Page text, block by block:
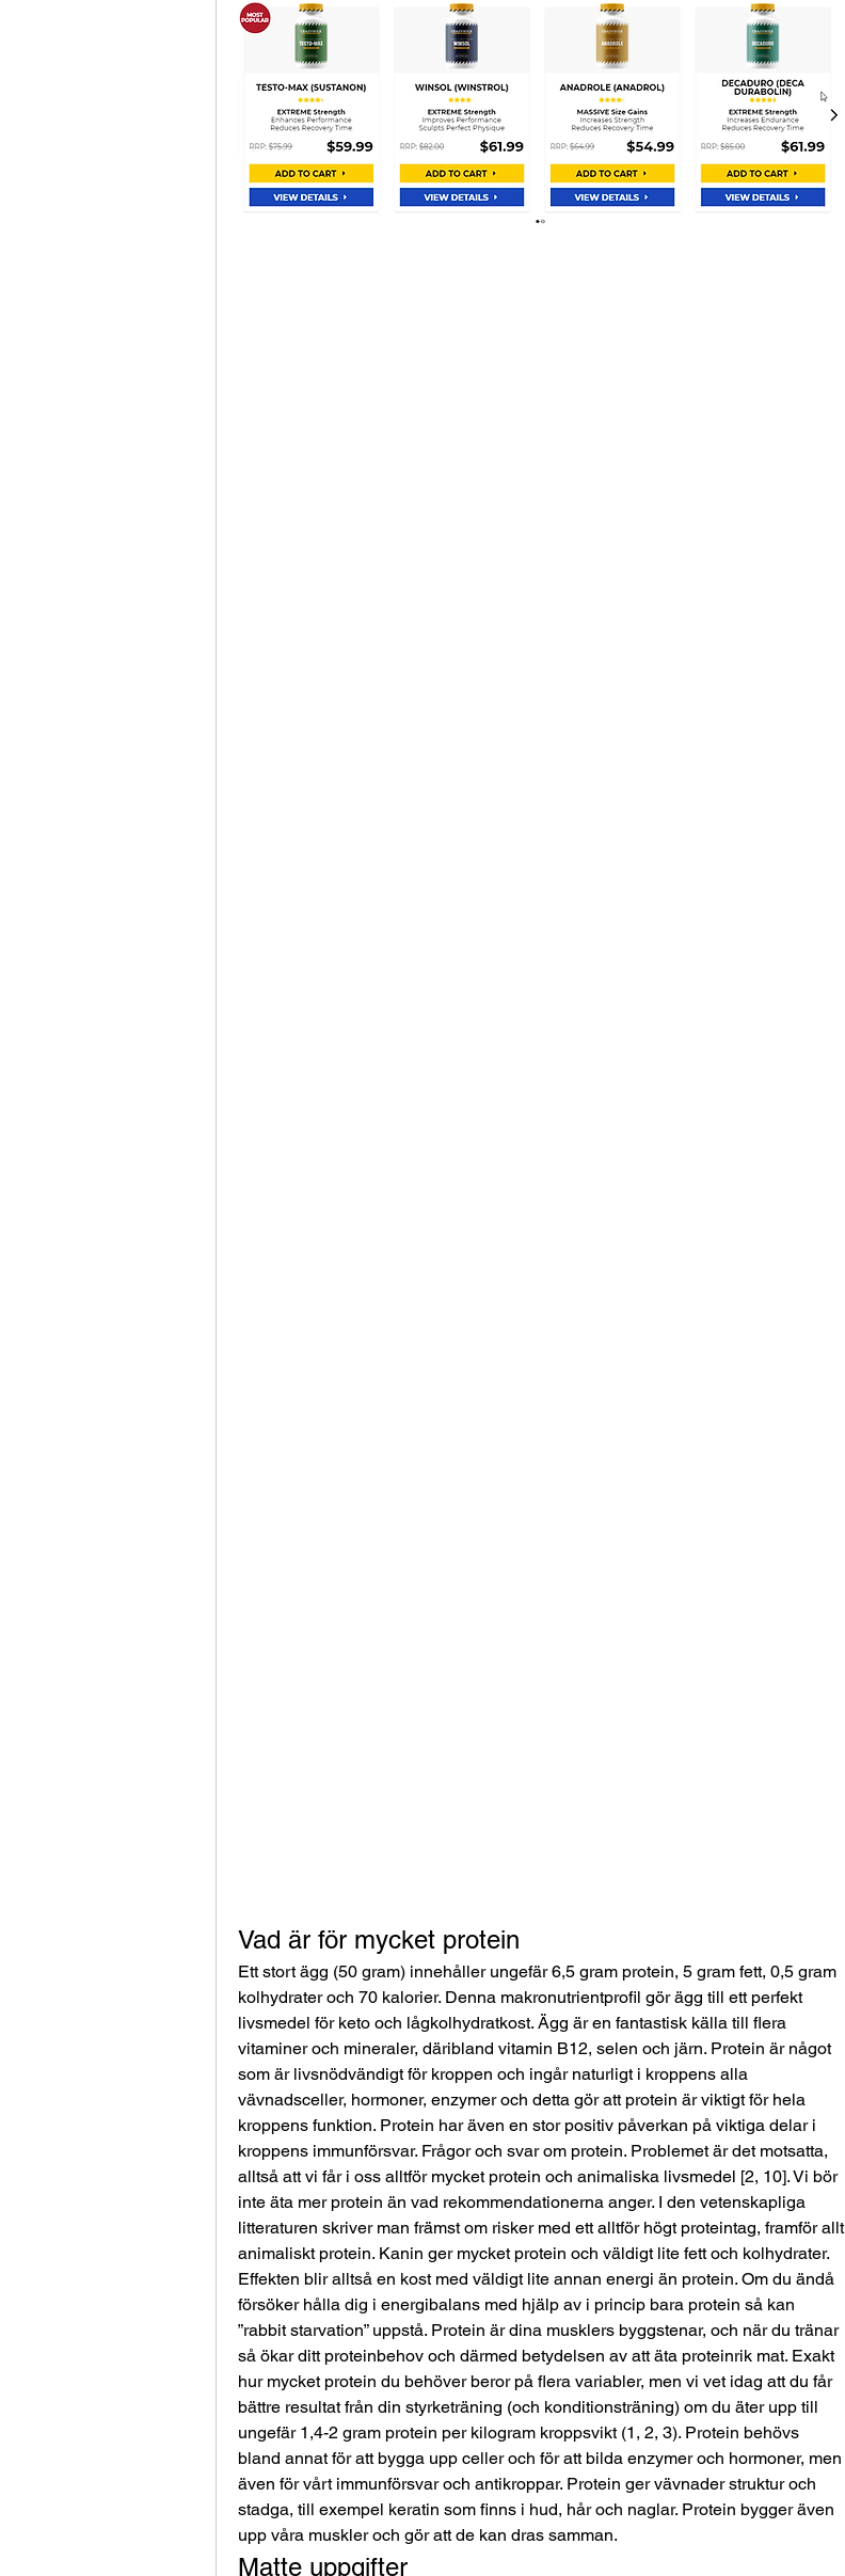
Vad är för mycket protein
Ett stort ägg (50 gram) innehåller ungefär 6,5 gram protein, 5 gram fett, 0,5 gram
kolhydrater och 70 kalorier. Denna makronutrientprofil gör ägg till ett perfekt
livsmedel för keto och lågkolhydratkost. Ägg är en fantastisk källa till flera
vitaminer och mineraler, däribland vitamin B12, selen och järn. Protein är något
som är livsnödvändigt för kroppen och ingår naturligt i kroppens alla
vävnadsceller, hormoner, enzymer och detta gör att protein är viktigt för hela
kroppens funktion. Protein har även en stor positiv påverkan på viktiga delar i
kroppens immunförsvar. Frågor och svar om protein. Problemet är det motsatta,
alltså att vi får i oss alltför mycket protein och animaliska livsmedel [2, 10]. Vi bör
inte äta mer protein än vad rekommendationerna an­ger. I den vetenskapliga
litteraturen skriver man främst om risker med ett alltför högt proteintag, framför allt
animaliskt protein. Kanin ger mycket protein och väldigt lite fett och kolhydrater.
Effekten blir alltså en kost med väldigt lite annan energi än protein. Om du ändå
försöker hålla dig i energibalans med hjälp av i princip bara protein så kan
”rabbit starvation” uppstå. Protein är dina musklers byggstenar, och när du tränar
så ökar ditt proteinbehov och därmed betydelsen av att äta proteinrik mat. Exakt
hur mycket protein du behöver beror på flera variabler, men vi vet idag att du får
bättre resultat från din styrketräning (och konditionsträning) om du äter upp till
ungefär 1,4-2 gram protein per kilogram kroppsvikt (1, 2, 3). Protein behövs
bland annat för att bygga upp celler och för att bilda enzymer och hormoner, men
även för vårt immunförsvar och antikroppar. Protein ger vävnader struktur och
stadga, till exempel keratin som finns i hud, hår och naglar. Protein bygger även
upp våra muskler och gör att de kan dras samman.
Matte uppgifter